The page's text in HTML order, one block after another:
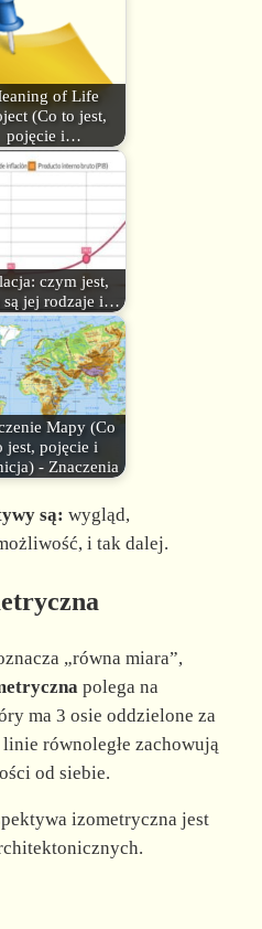
of Life
(Co to jest,
pojęcie i…
czym jest,
są jej rodzaje i…
Mapy (Co
jest, pojęcie i
- Znaczenia
są: wygląd,
i tak dalej.
„równa miara”,
polega na
ma 3 osie oddzielone za
równoległe zachowują
od siebie.
izometryczna jest